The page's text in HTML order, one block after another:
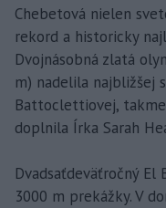
Chebetová nielen
rekord a historicky
Dvojnásobná zlatá
m) nadelila najbližšej
Battoclettiovej,
doplnila Írka Sarah
Dvadsaťdeväťročný
3000 m prekážky. V